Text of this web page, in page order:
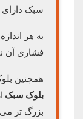
سبک دارای
به هر
فشاری آن
همچنین
بلوک سبک
بزرگ تر